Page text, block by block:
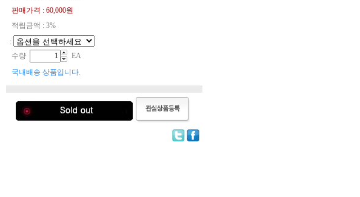
판매가격 : 60,000원
적립금액 : 3%
:
수량
EA
국내배송 상품입니다.